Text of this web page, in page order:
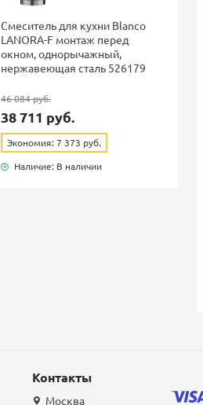
Смеситель для кухни Blanco
LANORA-F монтаж перед
окном, однорычажный,
нержавеющая сталь 526179
46 084 руб.
38 711 руб.
Экономия: 7 373 руб.
Наличие: В наличии
Контакты
Москва